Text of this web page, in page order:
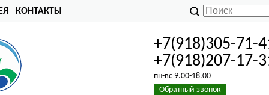
КОНТАКТЫ
+7(918)305-71-
+7(918)207-17-
пн-вс 9.00-18.00
Обратный звонок